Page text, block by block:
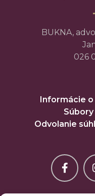
BUKNA,
026
Informácie o
Súbory
Odvolanie